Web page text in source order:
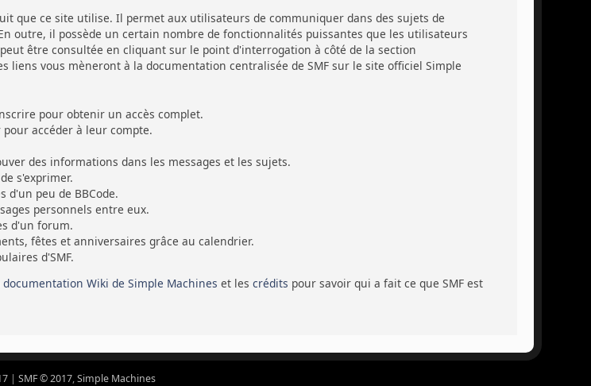
que ce site utilise. Il permet aux utilisateurs de communiquer dans des sujets de
outre, il possède un certain nombre de fonctionnalités puissantes que les utilisateurs
être consultée en cliquant sur le point d'interrogation à côté de la section
vous mèneront à la documentation centralisée de SMF sur le site officiel Simple
pour obtenir un accès complet.
accéder à leur compte.
des informations dans les messages et les sujets.
s'exprimer.
d'un peu de BBCode.
personnels entre eux.
d'un forum.
fêtes et anniversaires grâce au calendrier.
d'SMF.
documentation Wiki de Simple Machines et lescrédits pour savoir qui a fait ce que SMF est
| SMF © 2017,Simple Machines